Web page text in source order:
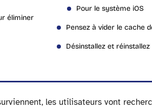
éliminer
Pour le système iOS
Pensez à vider le cache
Désinstallez et réinstallez
les utilisateurs vont